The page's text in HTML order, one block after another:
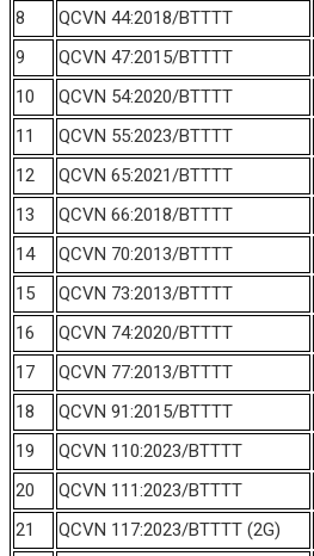
8
QCVN 44:2018/BTTTT
9
QCVN 47:2015/BTTTT
10
QCVN 54:2020/BTTTT
11
QCVN 55:2023/BTTTT
12
QCVN 65:2021/BTTTT
13
QCVN 66:2018/BTTTT
14
QCVN 70:2013/BTTTT
15
QCVN 73:2013/BTTTT
16
QCVN 74:2020/BTTTT
17
QCVN 77:2013/BTTTT
18
QCVN 91:2015/BTTTT
19
QCVN 110:2023/BTTTT
20
QCVN 111:2023/BTTTT
21
QCVN 117:2023/BTTTT (2G)